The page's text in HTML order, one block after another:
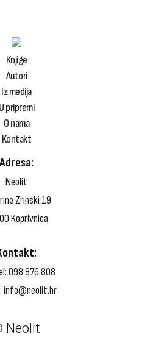
Knjige
Autori
Iz medija
U pripremi
O nama
Kontakt
Adresa:
Neolit
Zrinski 19
Koprivnica
098 876 808
info@neolit.hr
Neolit